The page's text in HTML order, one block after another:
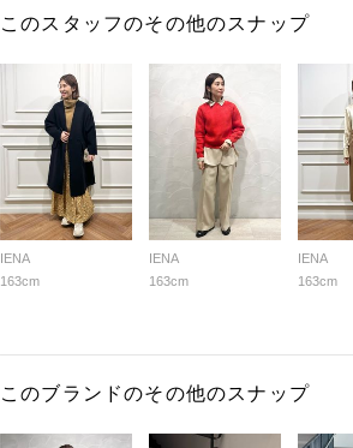
このスタッフのその他のスナップ
IENA
163cm
IENA
163cm
IENA
163cm
このブランドのその他のスナップ